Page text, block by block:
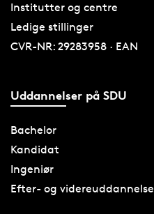
Institutter og centre
Ledige stillinger
CVR-NR: 29283958 · EAN
Uddannelser på SDU
Bachelor
Kandidat
Ingeniør
Efter- og videreuddannelse